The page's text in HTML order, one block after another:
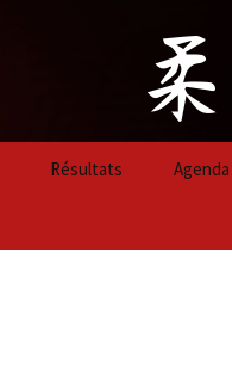
Résultats Agenda